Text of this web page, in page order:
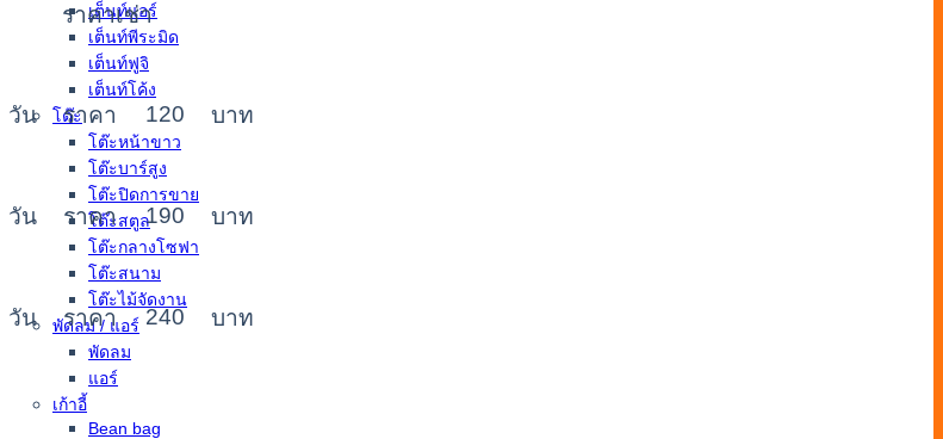
เต็นท์แอร์
เต็นท์พีระมิด
เต็นท์ฟูจิ
เต็นท์โค้ง
โต๊ะ
โต๊ะหน้าขาว
โต๊ะบาร์สูง
โต๊ะปิดการขาย
โต๊ะสตูล
โต๊ะกลางโซฟา
โต๊ะสนาม
โต๊ะไม้จัดงาน
พัดลม / แอร์
พัดลม
แอร์
เก้าอี้
Bean bag
ราคาเช่า
วัน ราคา 120 บาท
วัน ราคา 190 บาท
วัน ราคา 240 บาท